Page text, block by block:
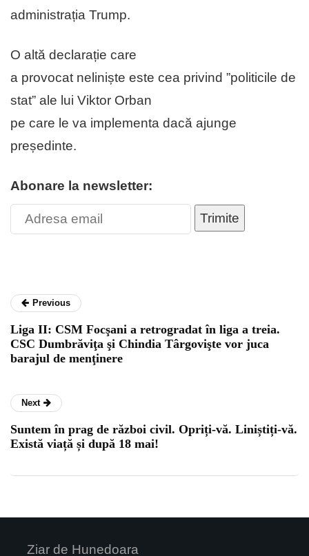
administrația Trump.
O altă declarație care
a provocat neliniște este cea privind ”politicile de
stat” ale lui Viktor Orban
pe care le va implementa dacă ajunge
președinte.
Abonare la newsletter:
Trimite
Previous
Liga II: CSM Focşani a retrogradat în liga a treia.
CSC Dumbrăviţa şi Chindia Târgovişte vor juca
barajul de menţinere
Next
Suntem în prag de război civil. Opriți-vă. Liniștiți-vă.
Există viață și după 18 mai!
Ziar de Hunedoara